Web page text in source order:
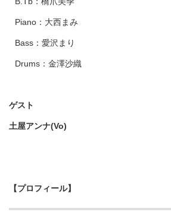
Piano：大西まみ
Bass：愛沢まり
Drums：金澤沙織
ゲスト
土屋アンナ(Vo)
【プロフィール】